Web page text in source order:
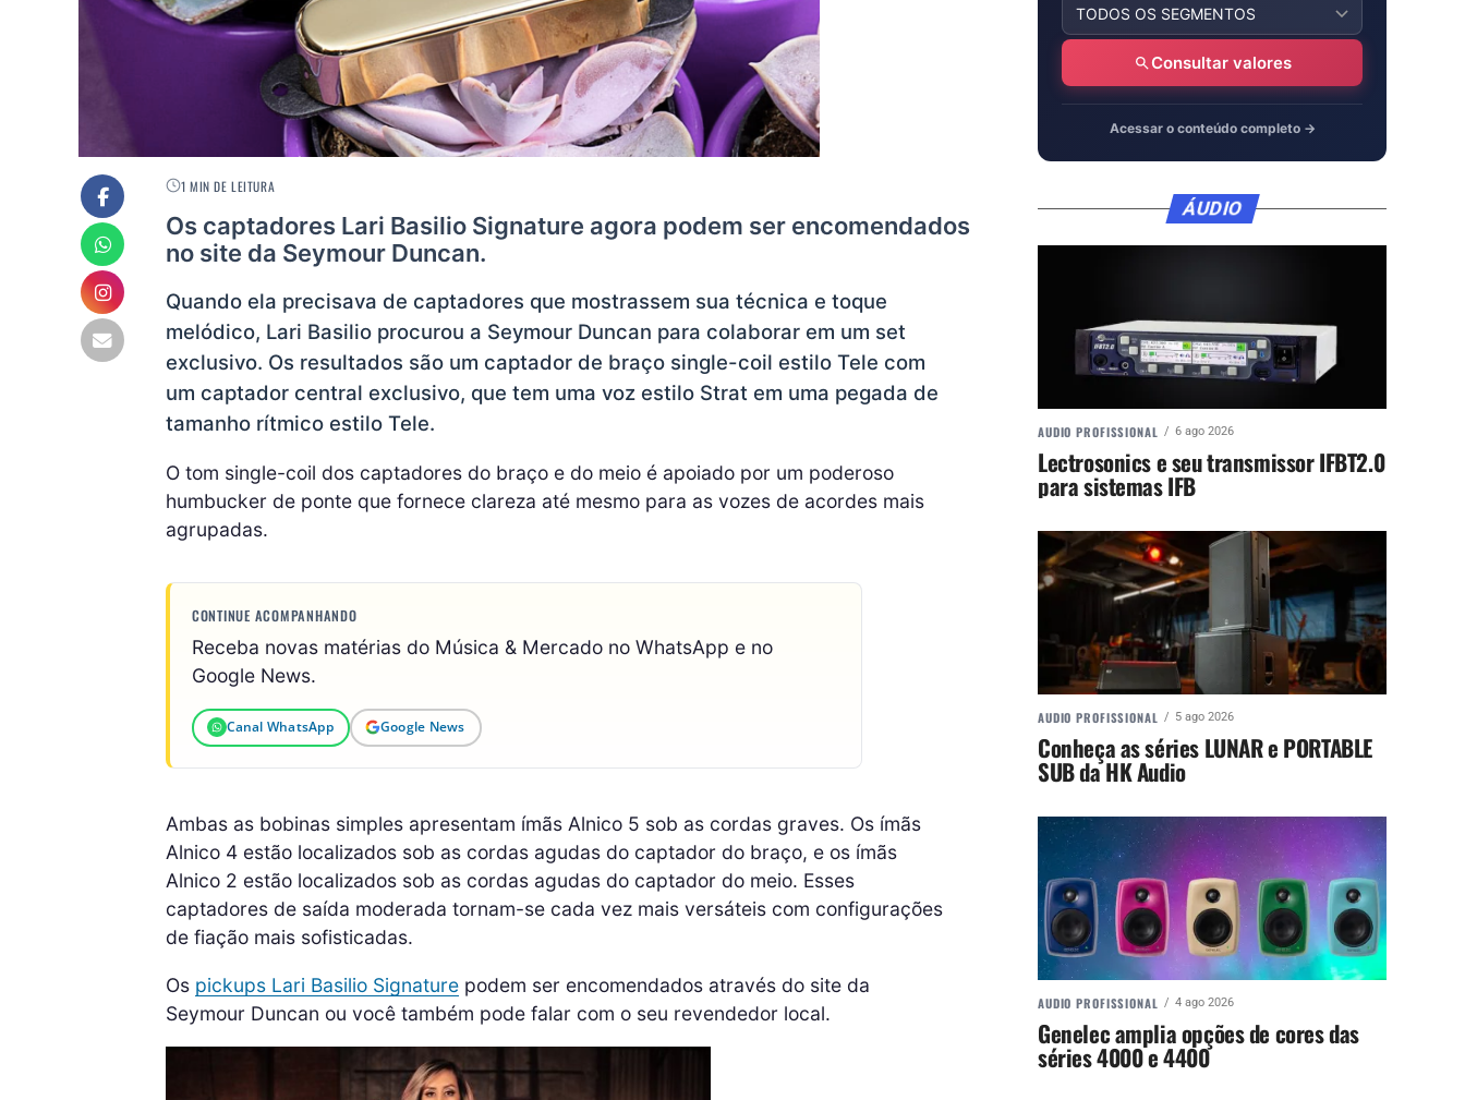
1 MIN DE LEITURA
Os captadores Lari Basilio Signature agora podem ser encomendados
no site da Seymour Duncan.
Quando ela precisava de captadores que mostrassem sua técnica e toque
melódico, Lari Basilio procurou a Seymour Duncan para colaborar em um set
exclusivo. Os resultados são um captador de braço single-coil estilo Tele com
um captador central exclusivo, que tem uma voz estilo Strat em uma pegada de
tamanho rítmico estilo Tele.
O tom single-coil dos captadores do braço e do meio é apoiado por um poderoso
humbucker de ponte que fornece clareza até mesmo para as vozes de acordes mais
agrupadas.
CONTINUE ACOMPANHANDO
Receba novas matérias do Música & Mercado no WhatsApp e no
Google News.
Canal WhatsApp Google News
Ambas as bobinas simples apresentam ímãs Alnico 5 sob as cordas graves. Os ímãs
Alnico 4 estão localizados sob as cordas agudas do captador do braço, e os ímãs
Alnico 2 estão localizados sob as cordas agudas do captador do meio. Esses
captadores de saída moderada tornam-se cada vez mais versáteis com configurações
de fiação mais sofisticadas.
Os pickups Lari Basilio Signature podem ser encomendados através do site da
Seymour Duncan ou você também pode falar com o seu revendedor local.
Consultar valores
Acessar o conteúdo completo →
ÁUDIO
AUDIO PROFISSIONAL 6 ago 2026
Lectrosonics e seu transmissor IFBT2.0
para sistemas IFB
AUDIO PROFISSIONAL 5 ago 2026
Conheça as séries LUNAR e PORTABLE
SUB da HK Audio
AUDIO PROFISSIONAL 4 ago 2026
Genelec amplia opções de cores das
séries 4000 e 4400